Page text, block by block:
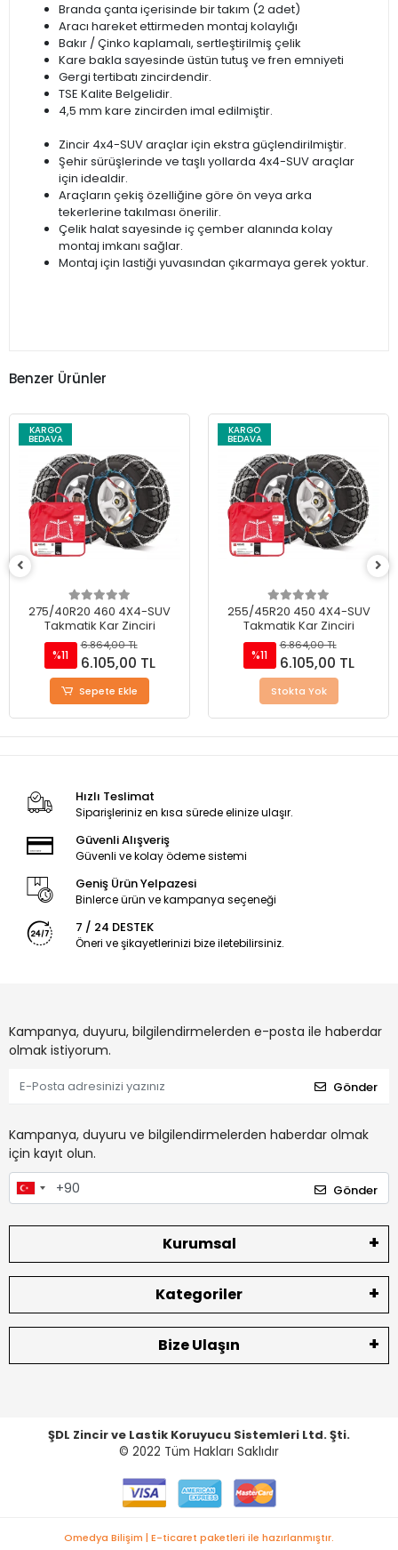
Branda çanta içerisinde bir takım (2 adet)
Aracı hareket ettirmeden montaj kolaylığı
Bakır / Çinko kaplamalı, sertleştirilmiş çelik
Kare bakla sayesinde üstün tutuş ve fren emniyeti
Gergi tertibatı zincirdendir.
TSE Kalite Belgelidir.
4,5 mm kare zincirden imal edilmiştir.
Zincir 4x4-SUV araçlar için ekstra güçlendirilmiştir.
Şehir sürüşlerinde ve taşlı yollarda 4x4-SUV araçlar
için idealdir.
Araçların çekiş özelliğine göre ön veya arka
tekerlerine takılması önerilir.
Çelik halat sayesinde iç çember alanında kolay
montaj imkanı sağlar.
Montaj için lastiği yuvasından çıkarmaya gerek yoktur.
Benzer Ürünler
KARGO
BEDAVA
255/45R20 450 4X4-SUV
Takmatik Kar Zinciri
%11
6.864,00 TL
6.105,00 TL
Stokta Yok
KARGO
BEDAVA
245/45R18 400 4X4-SUV
Takmatik Kar Zinciri
%11
6.864,00 TL
6.105,00 TL
Sepete Ekle
Hızlı Teslimat
Siparişleriniz en kısa sürede elinize ulaşır.
Güvenli Alışveriş
Güvenli ve kolay ödeme sistemi
Geniş Ürün Yelpazesi
Binlerce ürün ve kampanya seçeneği
7 / 24 DESTEK
Öneri ve şikayetlerinizi bize iletebilirsiniz.
Kampanya, duyuru, bilgilendirmelerden e-posta ile haberdar
olmak istiyorum.
Gönder
Kampanya, duyuru ve bilgilendirmelerden haberdar olmak
için kayıt olun.
Gönder
Kurumsal
Kategoriler
Bize Ulaşın
ŞDL Zincir ve Lastik Koruyucu Sistemleri Ltd. Şti.
© 2022 Tüm Hakları Saklıdır
Omedya Bilişim | E-ticaret paketleri ile hazırlanmıştır.